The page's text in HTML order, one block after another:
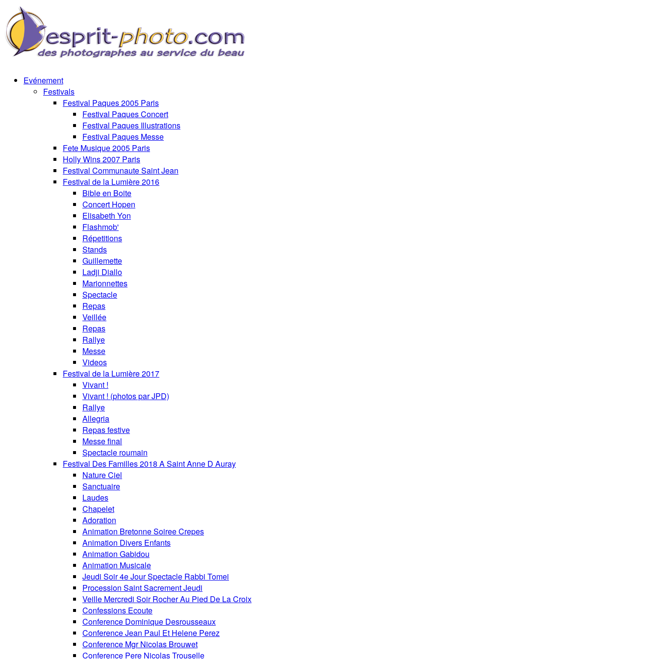
Evénement
Festivals
Festival Paques 2005 Paris
Festival Paques Concert
Festival Paques Illustrations
Festival Paques Messe
Fete Musique 2005 Paris
Holly Wins 2007 Paris
Festival Communaute Saint Jean
Festival de la Lumière 2016
Bible en Boite
Concert Hopen
Elisabeth Yon
Flashmob'
Répetitions
Stands
Guillemette
Ladji Diallo
Marionnettes
Spectacle
Repas
Veillée
Repas
Rallye
Messe
Videos
Festival de la Lumière 2017
Vivant !
Vivant ! (photos par JPD)
Rallye
Allegria
Repas festive
Messe final
Spectacle roumain
Festival Des Familles 2018 A Saint Anne D Auray
Nature Ciel
Sanctuaire
Laudes
Chapelet
Adoration
Animation Bretonne Soiree Crepes
Animation Divers Enfants
Animation Gabidou
Animation Musicale
Jeudi Soir 4e Jour Spectacle Rabbi Tomei
Procession Saint Sacrement Jeudi
Veille Mercredi Soir Rocher Au Pied De La Croix
Confessions Ecoute
Conference Dominique Desrousseaux
Conference Jean Paul Et Helene Perez
Conference Mgr Nicolas Brouwet
Conference Pere Nicolas Trouselle